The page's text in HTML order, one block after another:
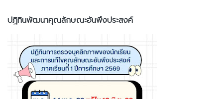
ปฎิทินพัฒนาคุณลักษณะอันพึงประสงค์